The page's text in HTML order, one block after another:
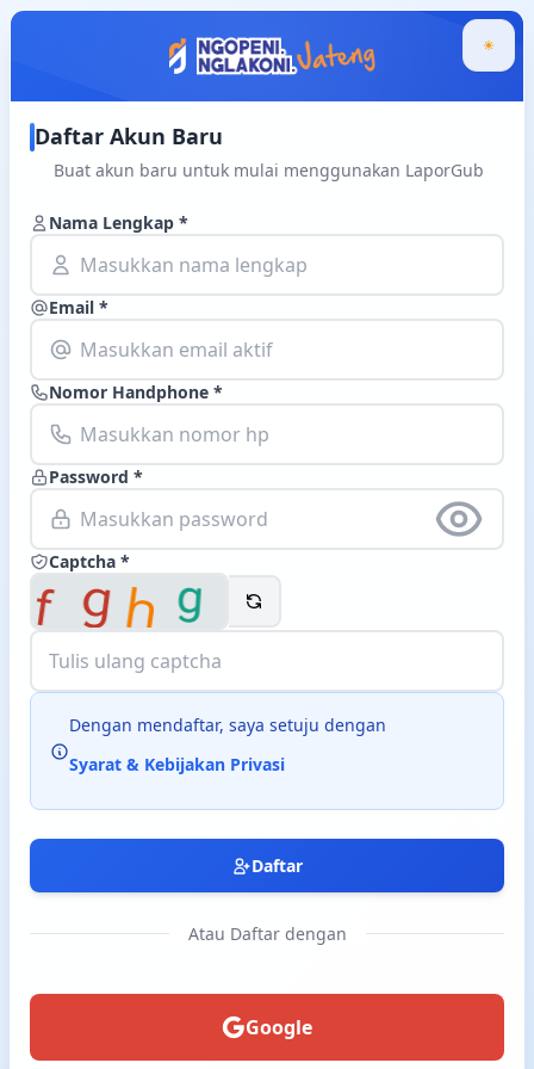
Langsung ke konten utama
Daftar Akun Baru
Buat akun baru untuk mulai menggunakan LaporGub
Nama Lengkap *
Email *
Nomor Handphone *
Password *
Captcha *
Dengan mendaftar, saya setuju dengan
Syarat & Kebijakan Privasi
Daftar
Atau Daftar dengan
Google